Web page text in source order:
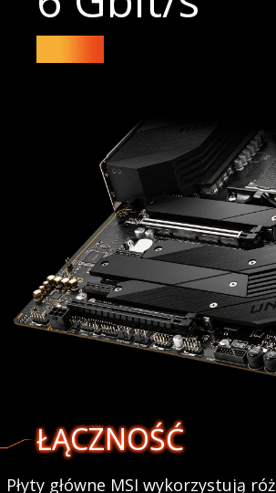
ŁĄCZNOŚĆ
Płyty główne MSI wykorzystują